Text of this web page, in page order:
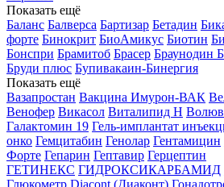
Показать ещё
Баланс Балверса Бартизар Бетадин
форте Бинокрит БиоАмикус Биотин
Бонспри Брамитоб Брасер Браунодин
Бруди плюс Бупивакаин-Бинергия
Показать ещё
Вазапростан Вакцина Имурон-ВАК
Венофер Викасол Виталипид Н
Галактомин 19 Гель-имплантат
онко Гемцитабин Генолар Гентамицин
Форте Гепарин Гептавир Герцептин
ГЕТИНЕКС ГИДРОКСИКАРБАМИД
Глюкометр Diacont (Диаконт)